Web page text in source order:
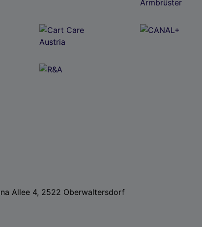
Allee 4, 2522 Oberwaltersdorf